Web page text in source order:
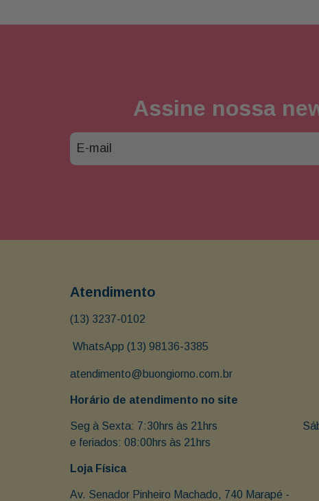
Assine nossa
Atendimento
(13) 3237-0102
WhatsApp (13) 98136-3385
atendimento@buongiorno.com.br
Horário de atendimento no site
Seg à Sexta: 7:30hrs às 21hrs
e feriados: 08:00hrs às 21hrs
Loja Física
Av. Senador Pinheiro Machado, 740 Marapé -